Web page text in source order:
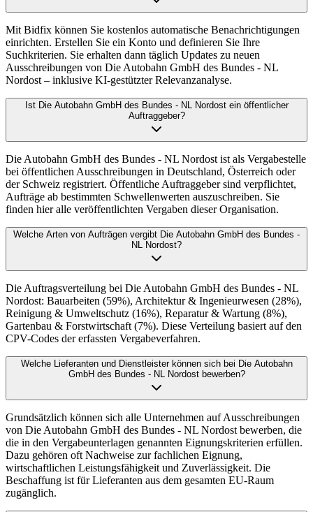
Mit Bidfix können Sie kostenlos automatische Benachrichtigungen
einrichten. Erstellen Sie ein Konto und definieren Sie Ihre
Suchkriterien. Sie erhalten dann täglich Updates zu neuen
Ausschreibungen von Die Autobahn GmbH des Bundes - NL
Nordost – inklusive KI-gestützter Relevanzanalyse.
Ist Die Autobahn GmbH des Bundes - NL Nordost ein öffentlicher
Auftraggeber?
Die Autobahn GmbH des Bundes - NL Nordost ist als Vergabestelle
bei öffentlichen Ausschreibungen in Deutschland, Österreich oder
der Schweiz registriert. Öffentliche Auftraggeber sind verpflichtet,
Aufträge ab bestimmten Schwellenwerten auszuschreiben. Sie
finden hier alle veröffentlichten Vergaben dieser Organisation.
Welche Arten von Aufträgen vergibt Die Autobahn GmbH des Bundes -
NL Nordost?
Die Auftragsverteilung bei Die Autobahn GmbH des Bundes - NL
Nordost: Bauarbeiten (59%), Architektur & Ingenieurwesen (28%),
Reinigung & Umweltschutz (16%), Reparatur & Wartung (8%),
Gartenbau & Forstwirtschaft (7%). Diese Verteilung basiert auf den
CPV-Codes der erfassten Vergabeverfahren.
Welche Lieferanten und Dienstleister können sich bei Die Autobahn
GmbH des Bundes - NL Nordost bewerben?
Grundsätzlich können sich alle Unternehmen auf Ausschreibungen
von Die Autobahn GmbH des Bundes - NL Nordost bewerben, die
die in den Vergabeunterlagen genannten Eignungskriterien erfüllen.
Dazu gehören oft Nachweise zur fachlichen Eignung,
wirtschaftlichen Leistungsfähigkeit und Zuverlässigkeit. Die
Beschaffung ist für Lieferanten aus dem gesamten EU-Raum
zugänglich.